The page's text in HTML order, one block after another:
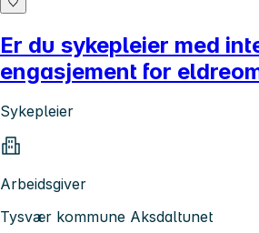
Er du sykepleier med
engasjement for
Sykepleier
Arbeidsgiver
Tysvær kommune Aksdaltunet